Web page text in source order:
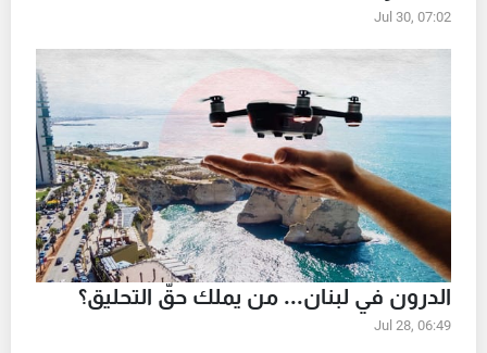
Jul 30, 07:02
الدرون في لبنان... من يملك حقّ التحليق؟
Jul 28, 06:49